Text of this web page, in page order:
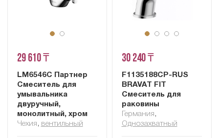
29 610 ₸
LM6546C Партнер
Смеситель для
умывальника
двуручный,
монолитный, хром
Чехия , вентильный
30 240 ₸
F1135188CP-RUS
BRAVAT FIT
Смеситель для
раковины
Германия ,
Однозахватный